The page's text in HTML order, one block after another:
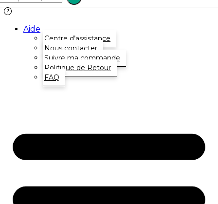
Aide
Centre d’assistance
Nous contacter
Suivre ma commande
Politique de Retour
FAQ